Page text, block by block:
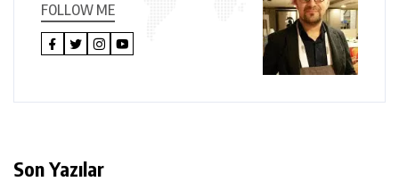
FOLLOW ME
Son Yazılar